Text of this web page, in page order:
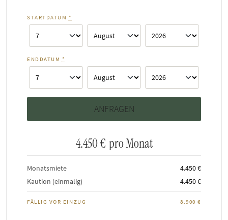
STARTDATUM *
ENDDATUM *
4.450 € pro Monat
Monatsmiete
4.450 €
Kaution (einmalig)
4.450 €
FÄLLIG VOR EINZUG 8.900 €